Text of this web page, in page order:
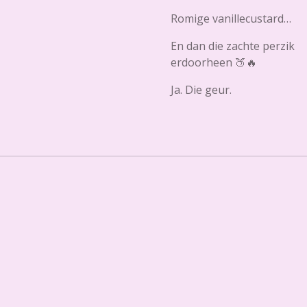
Romige vanillecustard…
En dan die zachte perzik
erdoorheen 🍑🔥
Ja. Die geur.